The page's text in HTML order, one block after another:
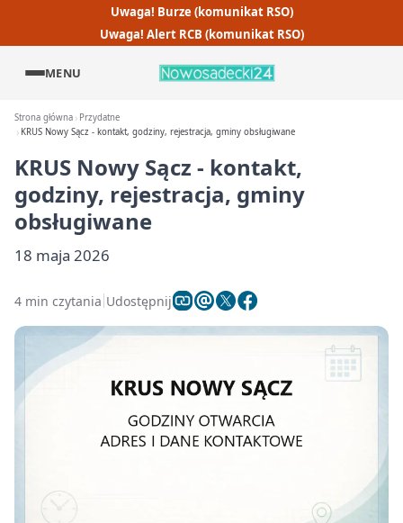
Uwaga! Burze (komunikat RSO)
Uwaga! Alert RCB (komunikat RSO)
MENU
Strona główna
Przydatne
KRUS Nowy Sącz - kontakt, godziny, rejestracja, gminy obsługiwane
KRUS Nowy Sącz - kontakt,
godziny, rejestracja, gminy
obsługiwane
18 maja 2026
4 min czytania Udostępnij